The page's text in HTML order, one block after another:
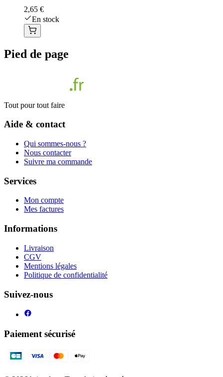
2,65 €
En stock
Pied de page
Tout pour tout faire
Aide & contact
Qui sommes-nous ?
Nous contacter
Suivre ma commande
Services
Mon compte
Mes factures
Informations
Livraison
CGV
Mentions légales
Politique de confidentialité
Suivez-nous
Paiement sécurisé